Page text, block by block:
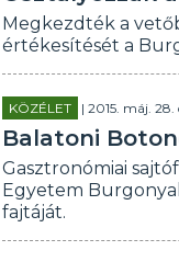
Megkezdték a
értékesítését a
KÖZÉLET | 2015. máj.
Balatoni
Gasztronómiai
Egyetem
fajtáját.